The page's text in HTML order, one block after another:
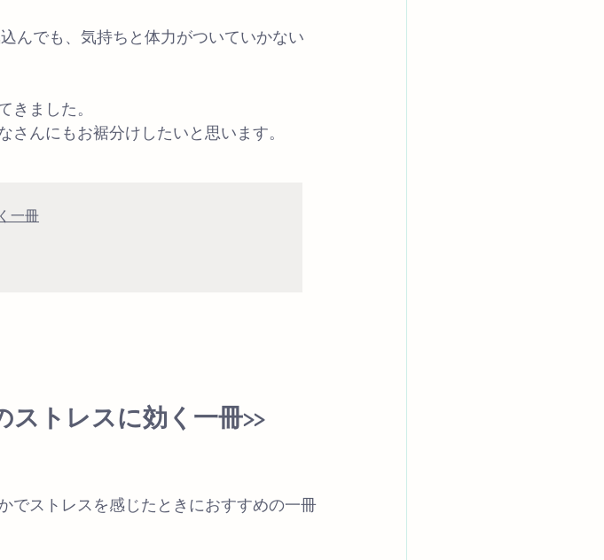
んでも、気持ちと体力がついていかない
きました。
んにもお裾分けしたいと思います。
一冊
ストレスに効く一冊>>
でストレスを感じたときにおすすめの一冊